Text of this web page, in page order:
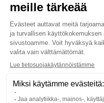
info@comstedt.fi
SEURAA MEITÄ